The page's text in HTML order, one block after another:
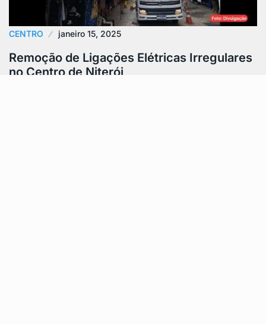
CENTRO janeiro 15, 2025
Remoção de Ligações Elétricas Irregulares
no Centro de Niterói